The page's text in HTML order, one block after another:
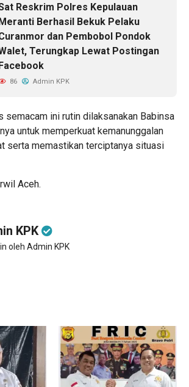
Reskrim Polres Kepulauan
Meranti Berhasil Bekuk Pelaku
dan Pembobol Pondok
Terungkap Lewat Postingan
Facebook
86 Admin KPK
semacam ini rutin dilaksanakan Babinsa
untuk memperkuat kemanunggalan
serta memastikan terciptanya situasi
Aceh.
KPK
oleh Admin KPK